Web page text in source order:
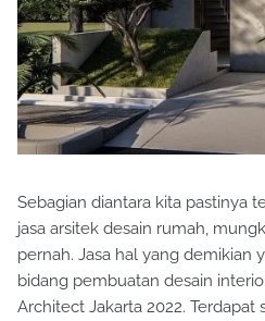
Sebagian diantara kita pastinya
jasa arsitek desain rumah,
pernah. Jasa hal yang demikian
bidang pembuatan desain
Architect Jakarta 2022.